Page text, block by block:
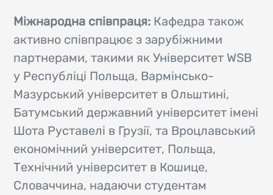
Міжнародна співпраця: Кафедра також
активно співпрацює з зарубіжними
партнерами, такими як Університет WSB
у Республіці Польща, Вармінсько-
Мазурський університет в Ольштині,
Батумський державний університет імені
Шота Руставелі в Грузії, та Вроцлавський
економічний університет, Польща,
Технічний університет в Кошице,
Словаччина, надаючи студентам